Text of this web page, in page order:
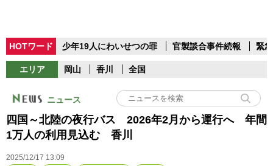
HOTワード 少年19人にわいせつの罪 官製談合事件続報 緊
エリア 岡山 香川 全国
ニュース
四国～北陸の夜行バス 2026年2月から運行へ 年間
1万人の利用見込む 香川
2025/12/17 13:09